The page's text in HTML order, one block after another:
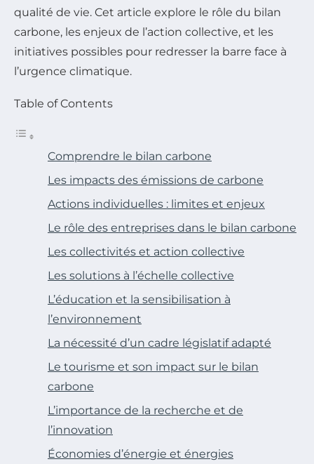
qualité de vie. Cet article explore le rôle du bilan
carbone, les enjeux de l’action collective, et les
initiatives possibles pour redresser la barre face à
l’urgence climatique.
Table of Contents
Comprendre le bilan carbone
Les impacts des émissions de carbone
Actions individuelles : limites et enjeux
Le rôle des entreprises dans le bilan carbone
Les collectivités et action collective
Les solutions à l’échelle collective
L’éducation et la sensibilisation à
l’environnement
La nécessité d’un cadre législatif adapté
Le tourisme et son impact sur le bilan
carbone
L’importance de la recherche et de
l’innovation
Économies d’énergie et énergies